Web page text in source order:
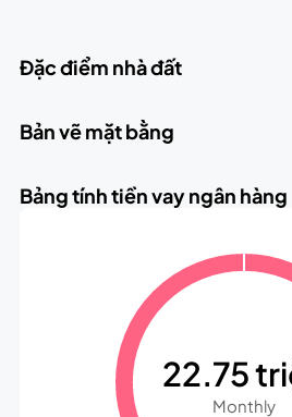
Đặc điểm nhà đất
Bản vẽ mặt bằng
Bảng tính tiền vay ngân hàng
22.75
Monthly